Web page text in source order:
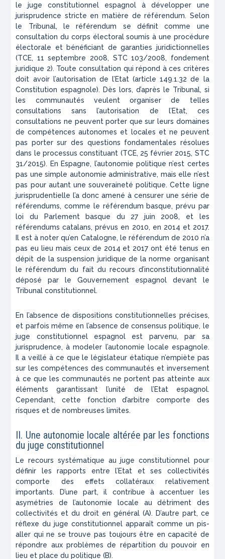
le juge constitutionnel espagnol à développer une
jurisprudence stricte en matière de référendum. Selon
le Tribunal, le référendum se définit comme une
consultation du corps électoral soumis à une procédure
électorale et bénéficiant de garanties juridictionnelles
(TCE, 11 septembre 2008, STC 103/2008, fondement
juridique 2). Toute consultation qui répond à ces critères
doit avoir l’autorisation de l’Etat (article 149.1.32 de la
Constitution espagnole). Dès lors, d’après le Tribunal, si
les communautés veulent organiser de telles
consultations sans l’autorisation de l’Etat, ces
consultations ne peuvent porter que sur leurs domaines
de compétences autonomes et locales et ne peuvent
pas porter sur des questions fondamentales résolues
dans le processus constituant (TCE, 25 février 2015, STC
31/2015). En Espagne, l’autonomie politique n’est certes
pas une simple autonomie administrative, mais elle n’est
pas pour autant une souveraineté politique. Cette ligne
jurisprudentielle l’a donc amené à censurer une série de
référendums, comme le référendum basque, prévu par
loi du Parlement basque du 27 juin 2008, et les
référendums catalans, prévus en 2010, en 2014 et 2017.
Il est à noter qu’en Catalogne, le référendum de 2010 n’a
pas eu lieu mais ceux de 2014 et 2017 ont été tenus en
dépit de la suspension juridique de la norme organisant
le référendum du fait du recours d’inconstitutionnalité
déposé par le Gouvernement espagnol devant le
Tribunal constitutionnel.
En l’absence de dispositions constitutionnelles précises,
et parfois même en l’absence de consensus politique, le
juge constitutionnel espagnol est parvenu, par sa
jurisprudence, à modeler l’autonomie locale espagnole.
Il a veillé à ce que le législateur étatique n’empiète pas
sur les compétences des communautés et inversement
à ce que les communautés ne portent pas atteinte aux
éléments garantissant l’unité de l’Etat espagnol.
Cependant, cette fonction d’arbitre comporte des
risques et de nombreuses limites.
II. Une autonomie locale altérée par les fonctions
du juge constitutionnel
Le recours systématique au juge constitutionnel pour
définir les rapports entre l’Etat et ses collectivités
comporte des effets collatéraux relativement
importants. D’une part, il contribue à accentuer les
asymétries de l’autonomie locale au détriment des
collectivités et du droit en général (A). D’autre part, ce
réflexe du juge constitutionnel apparaît comme un pis-
aller qui ne se trouve pas toujours être en capacité de
répondre aux problèmes de répartition du pouvoir en
lieu et place du politique (B).